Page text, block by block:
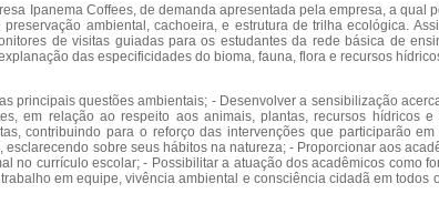
Ipanema Coffees, de demanda apresentada pela empresa, a
ambiental, cachoeira, e estrutura de trilha ecológica.
de visitas guiadas para os estudantes da rede básica de
das especificidades do bioma, fauna, flora e recursos
questões ambientais; - Desenvolver a sensibilização
em relação ao respeito aos animais, plantas, recursos hídricos
contribuindo para o reforço das intervenções que participarão
sobre seus hábitos na natureza; - Proporcionar aos
currículo escolar; - Possibilitar a atuação dos acadêmicos como
em equipe, vivência ambiental e consciência cidadã em